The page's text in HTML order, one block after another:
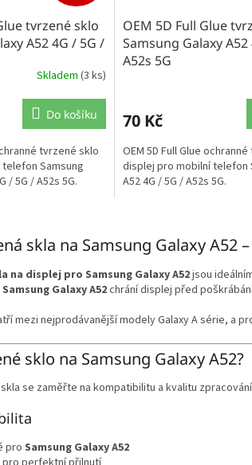
tvrzené sklo
A52 4G / 5G /
Skladem (3 ks)
Do košíku
tvrzené sklo
Samsung
/ 5G / A52s 5G.
OEM 5D Full Glue
Samsung Galaxy A52
A52s 5G
70 Kč
OEM 5D Full Glue
displej pro mobilní telefon
A52 4G / 5G / A52s 5G.
v
l
á
d
a
í
p
r
v
k
skla na Samsung Galaxy A52
na displej pro Samsung Galaxy A52jsou
Galaxy A52chrání displej před
mezi nejprodávanější modely Galaxy A série, a
sklo na Samsung Galaxy A52?
se zaměřte na kompatibilitu a kvalitu
pro Samsung Galaxy A52